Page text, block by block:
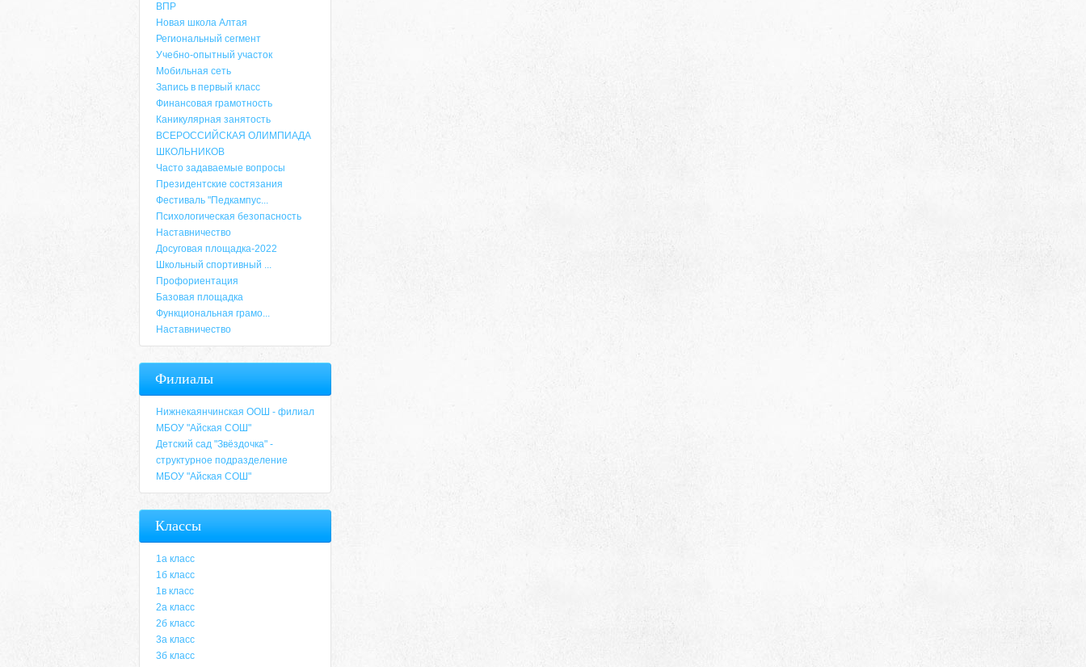
6-49, электронный адрес: aja_70@mail.ru
Адрес
ВПР
Новая школа Алтая
Региональный сегмент
Учебно-опытный участок
Мобильная сеть
Запись в первый класс
Финансовая грамотность
Каникулярная занятость
ВСЕРОССИЙСКАЯ ОЛИМПИАДА
ШКОЛЬНИКОВ
Часто задаваемые вопросы
Президентские состязания
Фестиваль "Педкампус...
Психологическая безопасность
Наставничество
Досуговая площадка-2022
Школьный спортивный ...
Профориентация
Базовая площадка
Функциональная грамо...
Наставничество
Филиалы
Нижнекаянчинская ООШ - филиал
МБОУ "Айская СОШ"
Детский сад "Звёздочка" -
структурное подразделение
МБОУ "Айская СОШ"
Классы
1а класс
1б класс
1в класс
2а класс
2б класс
3а класс
3б класс